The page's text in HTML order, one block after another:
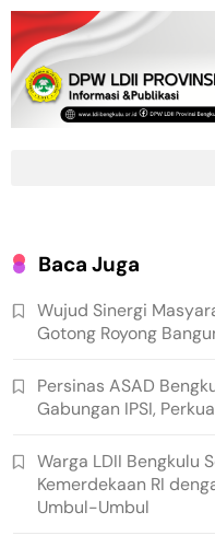
Baca Juga
Wujud Sinergi
Gotong Royong
Persinas ASAD
Gabungan IPSI,
Warga LDII Bengkulu
Kemerdekaan RI
Umbul-Umbul